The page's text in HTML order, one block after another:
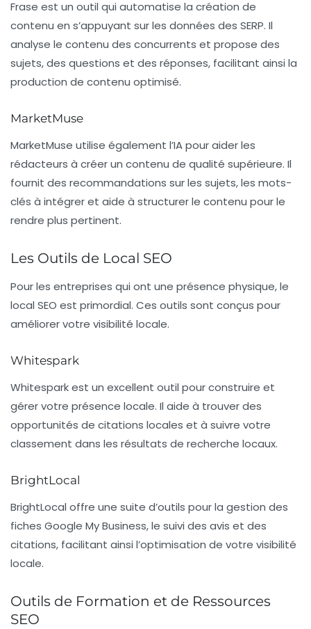
Frase est un outil qui automatise la création de
contenu en s’appuyant sur les données des SERP. Il
analyse le contenu des concurrents et propose des
sujets, des questions et des réponses, facilitant ainsi la
production de contenu optimisé.
MarketMuse
MarketMuse utilise également l’IA pour aider les
rédacteurs à créer un contenu de qualité supérieure. Il
fournit des recommandations sur les sujets, les mots-
clés à intégrer et aide à structurer le contenu pour le
rendre plus pertinent.
Les Outils de Local SEO
Pour les entreprises qui ont une présence physique, le
local SEO est primordial. Ces outils sont conçus pour
améliorer votre visibilité locale.
Whitespark
Whitesparkest un excellent outil pour construire et
gérer votre présence locale. Il aide à trouver des
opportunités de citations locales et à suivre votre
classement dans les résultats de recherche locaux.
BrightLocal
BrightLocal offre une suite d’outils pour la gestion des
fiches Google My Business, le suivi des avis et des
citations, facilitant ainsi l’optimisation de votre visibilité
locale.
Outils de Formation et de Ressources
SEO